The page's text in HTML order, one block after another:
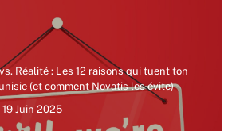
Réalité : Les 12 raisons qui tuent ton
(et comment Novatis les évite)
19 Juin 2025